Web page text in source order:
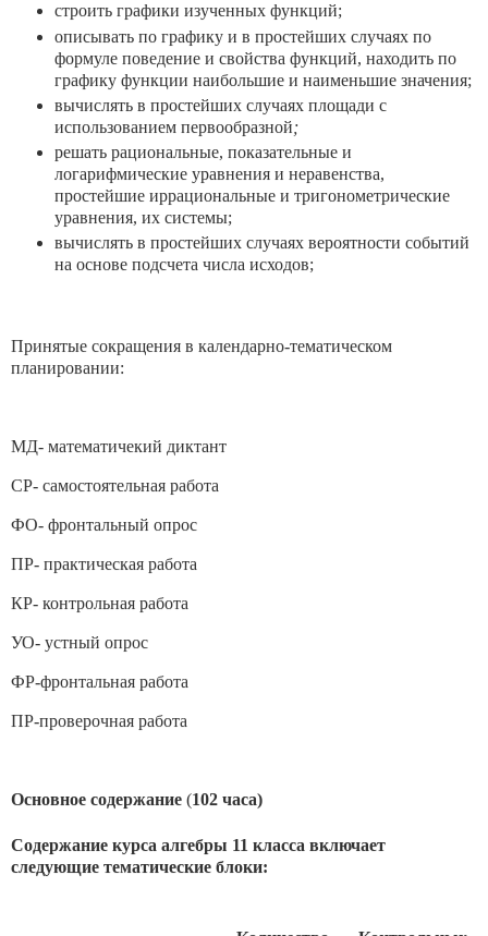
строить графики изученных функций;
описывать по графику и в простейших случаях по
формуле поведение и свойства функций, находить по
графику функции наибольшие и наименьшие значения;
вычислять в простейших случаях площади с
использованием первообразной;
решать рациональные, показательные и
логарифмические уравнения и неравенства,
простейшие иррациональные и тригонометрические
уравнения, их системы;
вычислять в простейших случаях вероятности событий
на основе подсчета числа исходов;
Принятые сокращения в календарно-тематическом
планировании:
МД- математичекий диктант
СР- самостоятельная работа
ФО- фронтальный опрос
ПР- практическая работа
КР- контрольная работа
УО- устный опрос
ФР-фронтальная работа
ПР-проверочная работа
Основное содержание (102 часа)
Содержание курса алгебры 11 класса включает
следующие тематические блоки: